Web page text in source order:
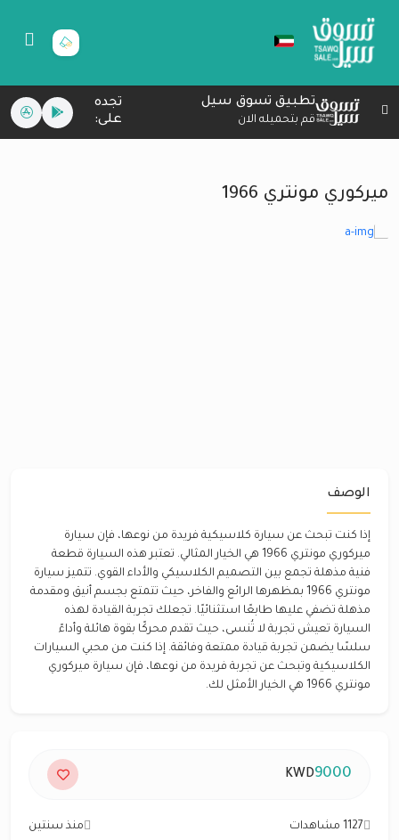
تطبيق تسوق سيل
قم بتحميله الان
تجده
على:
ميركوري مونتري 1966
الوصف
إذا كنت تبحث عن سيارة كلاسيكية فريدة من نوعها، فإن سيارة
ميركوري مونتري 1966 هي الخيار المثالي. تعتبر هذه السيارة قطعة
فنية مذهلة تجمع بين التصميم الكلاسيكي والأداء القوي. تتميز سيارة
مونتري 1966 بمظهرها الرائع والفاخر، حيث تتمتع بجسم أنيق ومقدمة
مذهلة تضفي عليها طابعًا استثنائيًا. تجعلك تجربة القيادة لهذه
السيارة تعيش تجربة لا تُنسى، حيث تقدم محركًا بقوة هائلة وأداءً
سلسًا يضمن تجربة قيادة ممتعة وفائقة. إذا كنت من محبي السيارات
الكلاسيكية وتبحث عن تجربة فريدة من نوعها، فإن سيارة ميركوري
مونتري 1966 هي الخيار الأمثل لك.
9000
KWD
1127 مشاهدات منذ سنتين